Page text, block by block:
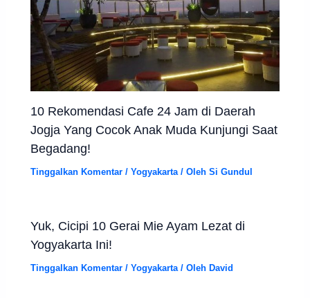
10 Rekomendasi Cafe 24 Jam di Daerah
Jogja Yang Cocok Anak Muda Kunjungi Saat
Begadang!
Tinggalkan Komentar /Yogyakarta / OlehSi Gundul
Yuk, Cicipi 10 Gerai Mie Ayam Lezat di
Yogyakarta Ini!
Tinggalkan Komentar /Yogyakarta / OlehDavid